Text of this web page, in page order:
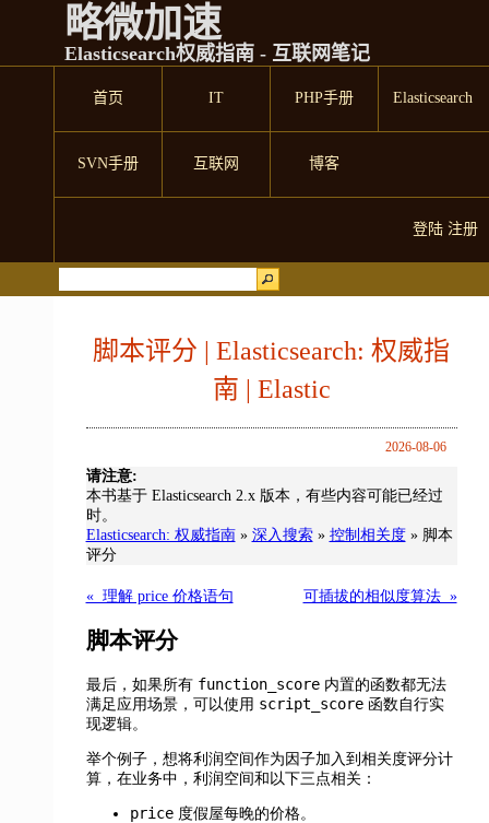
略微加速
Elasticsearch权威指南 - 互联网笔记
首页 IT PHP手册 Elasticsearch
SVN手册 互联网 博客
登陆 注册
脚本评分 | Elasticsearch: 权威指
南 | Elastic
2026-08-06
请注意:
本书基于 Elasticsearch 2.x 版本，有些内容可能已经过
时。
Elasticsearch: 权威指南» 深入搜索» 控制相关度» 脚本
评分
« 理解 price 价格语句 可插拔的相似度算法 »
脚本评分
最后，如果所有 function_score内置的函数都无法
满足应用场景，可以使用 script_score函数自行实
现逻辑。
举个例子，想将利润空间作为因子加入到相关度评分计
算，在业务中，利润空间和以下三点相关：
price度假屋每晚的价格。